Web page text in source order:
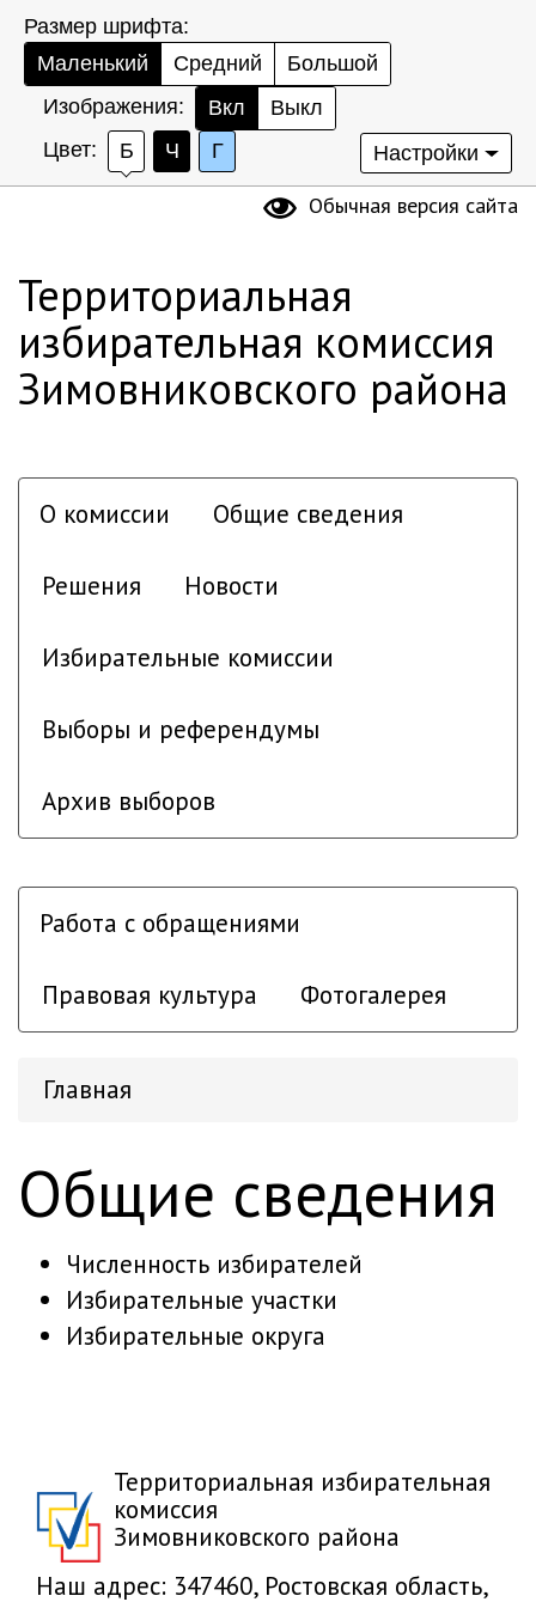
Размер шрифта:
Маленький
Средний
Большой
Изображения:
Вкл
Выкл
Цвет:
Б Ч Г Настройки
Обычная версия сайта
Территориальная
избирательная комиссия
Зимовниковского района
О комиссии Общие сведения
Решения Новости
Избирательные комиссии
Выборы и референдумы
Архив выборов
Работа с обращениями
Правовая культура Фотогалерея
Главная
Общие сведения
Численность избирателей
Избирательные участки
Избирательные округа
Территориальная избирательная
комиссия
Зимовниковского района
Наш адрес: 347460, Ростовская область,